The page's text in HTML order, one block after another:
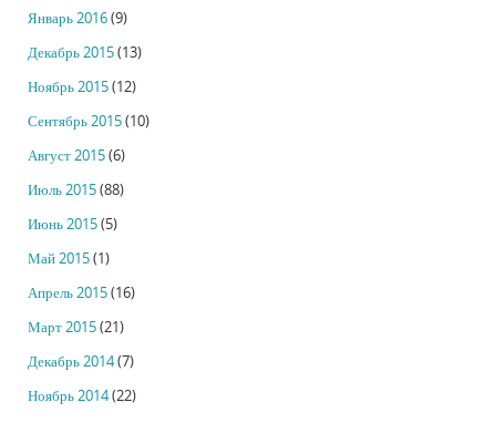
Январь 2016(9)
Декабрь 2015(13)
Ноябрь 2015(12)
Сентябрь 2015(10)
Август 2015(6)
Июль 2015(88)
Июнь 2015(5)
Май 2015(1)
Апрель 2015(16)
Март 2015(21)
Декабрь 2014(7)
Ноябрь 2014(22)